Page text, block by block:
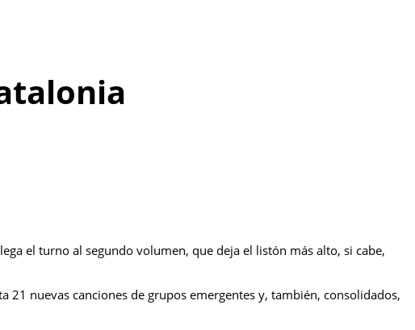
el turno al segundo volumen, que deja el listón más alto, si cabe,
21 nuevas canciones de grupos emergentes y, también, consolidados,